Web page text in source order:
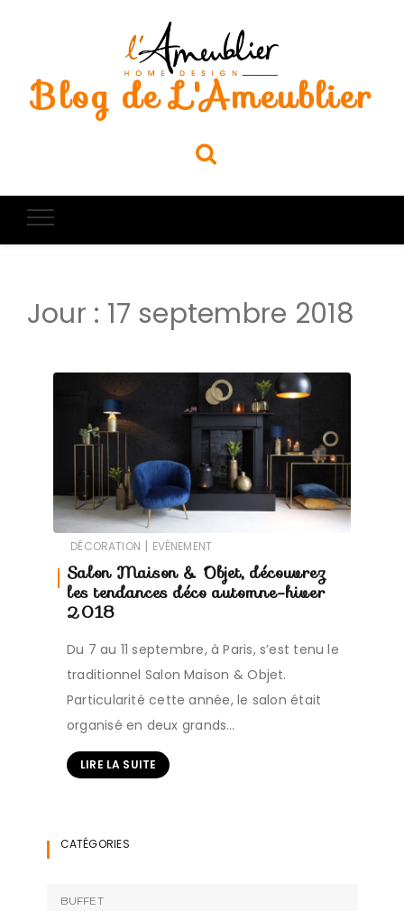
Blog de L'Ameublier
Jour : 17 septembre 2018
DÉCORATION | EVÈNEMENT
Salon Maison & Objet, découvrez
les tendances déco automne-hiver
2018
Du 7 au 11 septembre, à Paris, s’est tenu le
traditionnel Salon Maison & Objet.
Particularité cette année, le salon était
organisé en deux grands…
LIRE LA SUITE
CATÉGORIES
BUFFET